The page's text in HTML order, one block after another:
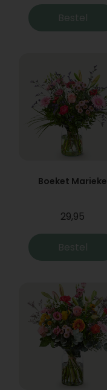
Bestel
Boeket Marieke
29,95
Bestel